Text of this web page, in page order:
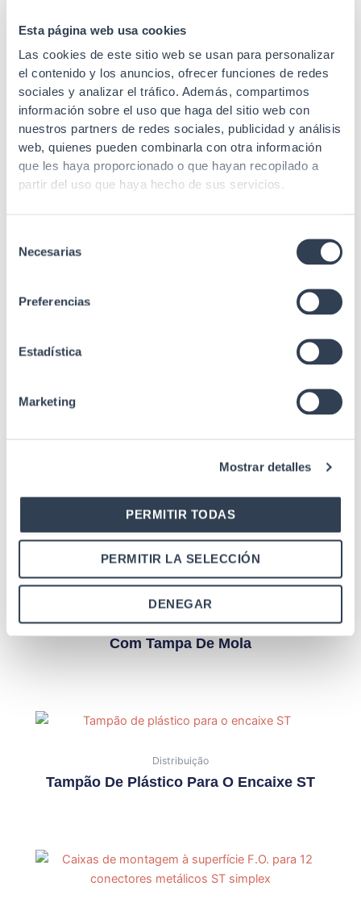
Esta página web usa cookies
Las cookies de este sitio web se usan para personalizar
el contenido y los anuncios, ofrecer funciones de redes
sociales y analizar el tráfico. Además, compartimos
información sobre el uso que haga del sitio web con
nuestros partners de redes sociales, publicidad y análisis
web, quienes pueden combinarla con otra información
que les haya proporcionado o que hayan recopilado a
partir del uso que haya hecho de sus servicios.
Necesarias
Preferencias
Estadística
Marketing
Mostrar detalles
PERMITIR TODAS
PERMITIR LA SELECCIÓN
DENEGAR
Curvatura do
rádio min.
estático
45 mm
Longitude de
onda
1310/1383/1550 nm
Atenuação
≤0,4 / ≤0,4 / ≤0,4
(1310/1383/1550 nm
(dB/Km))
IEC 60793, IEC 61034,
GR-326, Telcordia GR-
Produtos relacionados
Adaptador de fibra ótica
Adaptador F.O. Fêmea Para Fêmea FTTH
Monomodo 9/125 Μm SC-APC Singlex,
Com Tampa De Mola
Distribuição
Tampão De Plástico Para O Encaixe ST